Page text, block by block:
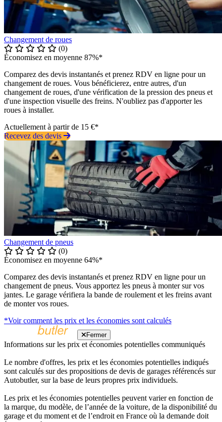
Changement de roues
(0)
Économisez en moyenne 87%*
Comparez des devis instantanés et prenez RDV en ligne pour un
changement de roues. Vous bénéficierez, entre autres, d'un
changement de roues, d'une vérification de la pression des pneus et
d'une inspection visuelle des freins. N'oubliez pas d'apporter les
roues à installer.
Actuellement à partir de 15 €*
Recevez des devis
Changement de pneus
(0)
Économisez en moyenne 64%*
Comparez des devis instantanés et prenez RDV en ligne pour un
changement de pneus. Vous apportez les pneus à monter sur vos
jantes. Le garage vérifiera la bande de roulement et les freins avant
de monter vos roues.
*Voir comment les prix et les économies sont calculés
Fermer
Informations sur les prix et économies potentielles communiqués
Le nombre d'offres, les prix et les économies potentielles indiqués
sont calculés sur des propositions de devis de garages référencés sur
Autobutler, sur la base de leurs propres prix individuels.
Les prix et les économies potentielles peuvent varier en fonction de
la marque, du modèle, de l’année de la voiture, de la disponibilité du
garage et du moment et de l’endroit en France où la demande doit